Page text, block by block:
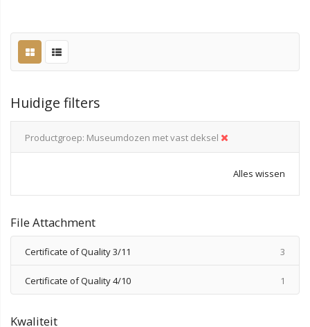
Huidige filters
Productgroep Museumdozen met vast deksel
Alles wissen
File Attachment
Certificate of Quality 3/11 3
Certificate of Quality 4/10 1
Kwaliteit